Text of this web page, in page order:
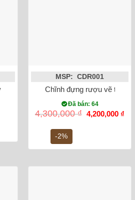
chim công đắp nổi vẽ vàng màu đỏ
-2%
MSP: CDR001
Chĩnh đựng rượu vẽ tứ
Đã bán: 64
4,300,000₫ Giá
gốc
4,200,000 ₫